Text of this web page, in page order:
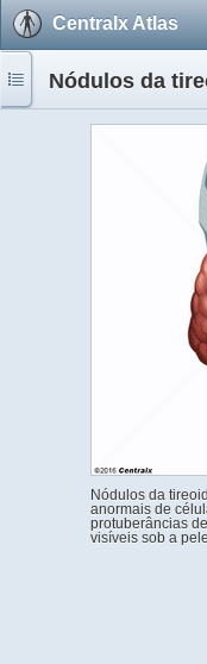
Centralx Atlas
Nódulos da
Nódulos da
anormais de
protuberâncias
visíveis sob a